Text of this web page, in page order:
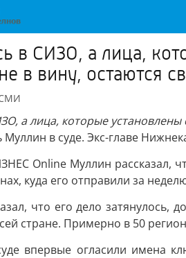
в СИЗО, а лица,
в вину, остаются
а лица, которые
в суде. Экс-главе
Online Муллин рассказал,
куда его отправили за
что его дело затянулось,
стране. Примерно в 50
впервые огласили имена